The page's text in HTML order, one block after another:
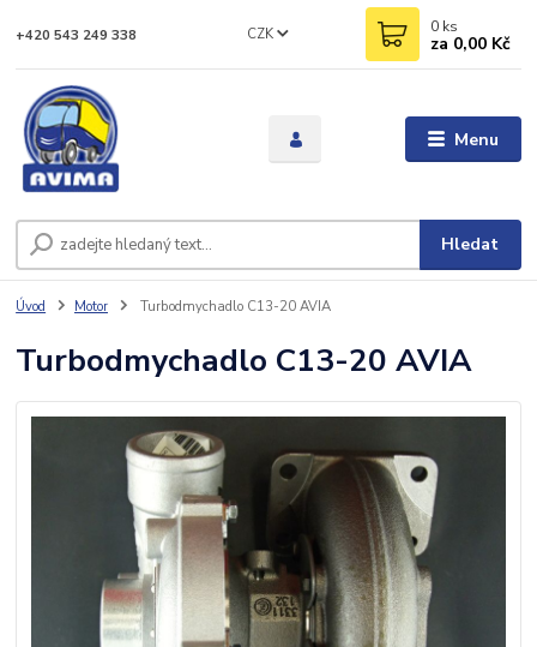
Menu
CZK
Hledat
+420 543 249 338 0 ks
za 0,00 Kč
Úvod Motor Turbodmychadlo C13-20 AVIA
Turbodmychadlo C13-20 AVIA